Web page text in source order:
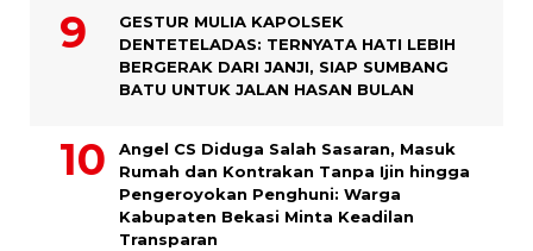
GESTUR MULIA KAPOLSEK
DENTETELADAS: TERNYATA HATI LEBIH
BERGERAK DARI JANJI, SIAP SUMBANG
BATU UNTUK JALAN HASAN BULAN
Angel CS Diduga Salah Sasaran, Masuk
Rumah dan Kontrakan Tanpa Ijin hingga
Pengeroyokan Penghuni: Warga
Kabupaten Bekasi Minta Keadilan
Transparan